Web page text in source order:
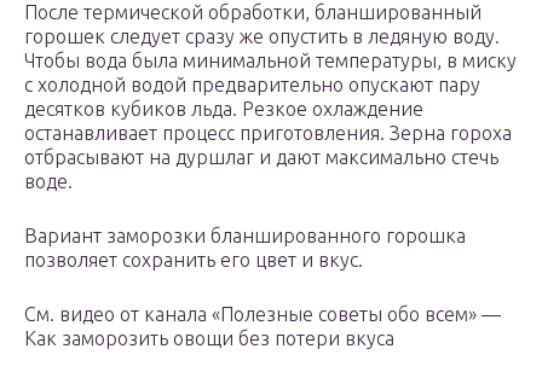
После термической обработки, бланшированный
горошек следует сразу же опустить в ледяную воду.
Чтобы вода была минимальной температуры, в миску
с холодной водой предварительно опускают пару
десятков кубиков льда. Резкое охлаждение
останавливает процесс приготовления. Зерна гороха
отбрасывают на дуршлаг и дают максимально стечь
воде.
Вариант заморозки бланшированного горошка
позволяет сохранить его цвет и вкус.
См. видео от канала «Полезные советы обо всем» —
Как заморозить овощи без потери вкуса